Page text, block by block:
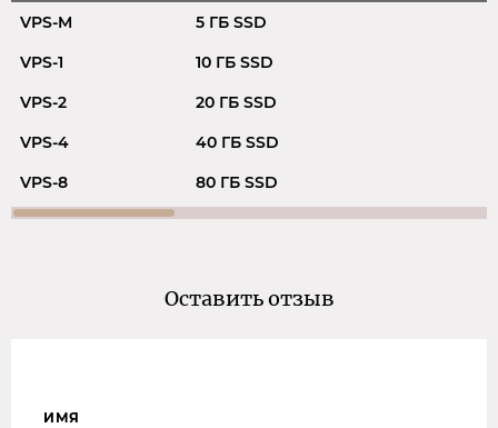
VPS-M
5 ГБ SSD
VPS-1
10 ГБ SSD
VPS-2
20 ГБ SSD
VPS-4
40 ГБ SSD
VPS-8
80 ГБ SSD
Оставить отзыв
ИМЯ